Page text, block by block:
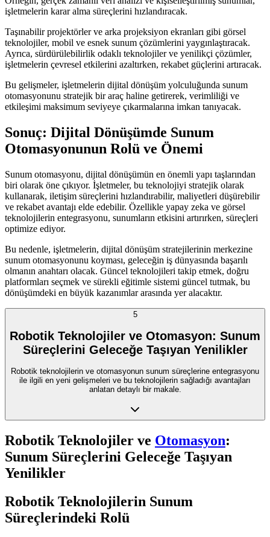
işletmelerin karar alma süreçlerini hızlandıracak.
Taşınabilir projektörler ve arka projeksiyon ekranları gibi görsel
teknolojiler, mobil ve esnek sunum çözümlerini yaygınlaştıracak.
Ayrıca, sürdürülebilirlik odaklı teknolojiler ve yenilikçi çözümler,
işletmelerin çevresel etkilerini azaltırken, rekabet güçlerini artıracak.
Bu gelişmeler, işletmelerin dijital dönüşüm yolculuğunda sunum
otomasyonunu stratejik bir araç haline getirerek, verimliliği ve
etkileşimi maksimum seviyeye çıkarmalarına imkan tanıyacak.
Sonuç: Dijital Dönüşümde Sunum
Otomasyonunun Rolü ve Önemi
Sunum otomasyonu, dijital dönüşümün en önemli yapı taşlarından
biri olarak öne çıkıyor. İşletmeler, bu teknolojiyi stratejik olarak
kullanarak, iletişim süreçlerini hızlandırabilir, maliyetleri düşürebilir
ve rekabet avantajı elde edebilir. Özellikle yapay zeka ve görsel
teknolojilerin entegrasyonu, sunumların etkisini artırırken, süreçleri
optimize ediyor.
Bu nedenle, işletmelerin, dijital dönüşüm stratejilerinin merkezine
sunum otomasyonunu koyması, geleceğin iş dünyasında başarılı
olmanın anahtarı olacak. Güncel teknolojileri takip etmek, doğru
platformları seçmek ve sürekli eğitimle sistemi güncel tutmak, bu
dönüşümdeki en büyük kazanımlar arasında yer alacaktır.
5
Robotik Teknolojiler ve Otomasyon: Sunum
Süreçlerini Geleceğe Taşıyan Yenilikler
Robotik teknolojilerin ve otomasyonun sunum süreçlerine entegrasyonu
ile ilgili en yeni gelişmeleri ve bu teknolojilerin sağladığı avantajları
anlatan detaylı bir makale.
Robotik Teknolojiler ve Otomasyon:
Sunum Süreçlerini Geleceğe Taşıyan
Yenilikler
Robotik Teknolojilerin Sunum
Süreçlerindeki Rolü